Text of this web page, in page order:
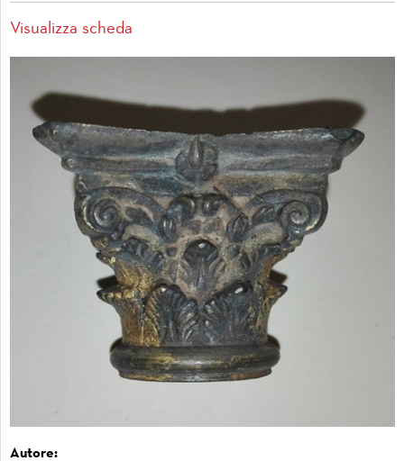
Visualizza scheda
Autore: